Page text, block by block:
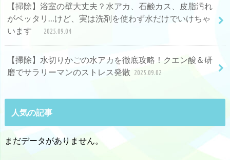
【掃除】浴室の壁大丈夫？水アカ、石鹸カス、皮脂汚れ
がベッタリ…けど、実は洗剤を使わず水だけでいけちゃ
います
2025.09.04
【掃除】水切りかごの水アカを徹底攻略！クエン酸＆研
磨でサラリーマンのストレス発散 2025.09.02
人気の記事
まだデータがありません。